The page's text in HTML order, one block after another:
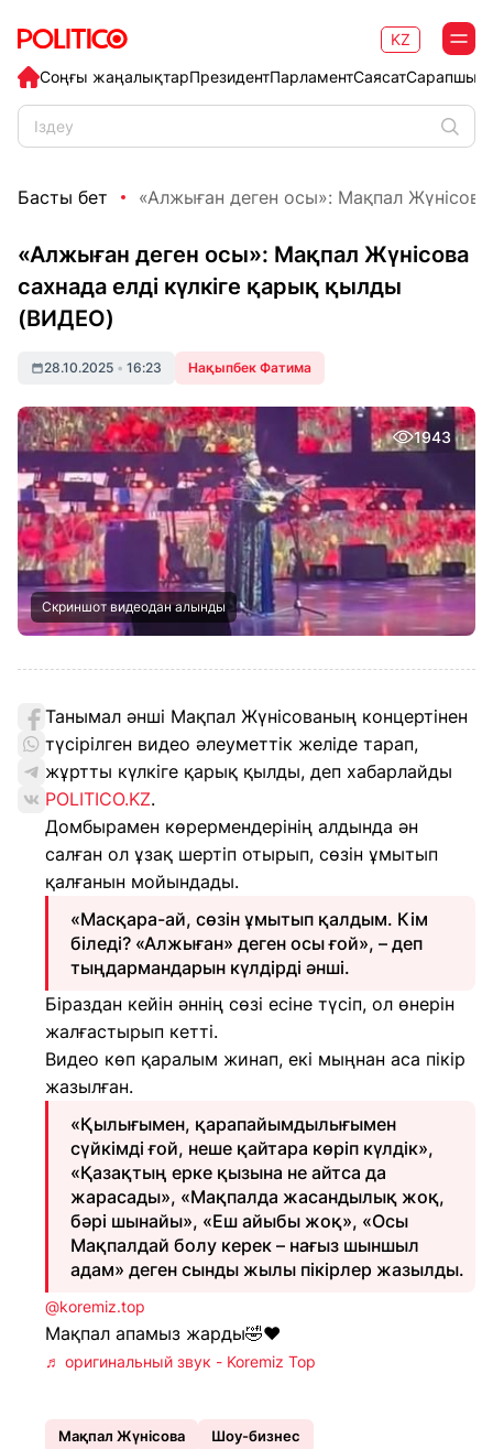
Соңғы жаңалықтарПрезидентПарламентСаясат
KZ
Басты бет «Алжыған деген осы»: Мақпал Жүнісова
«Алжыған деген осы»: Мақпал Жүнісова
сахнада елді күлкіге қарық қылды
(ВИДЕО)
28.10.2025 • 16:23 Нақыпбек Фатима
1943
Скриншот видеодан алынды
Танымал әнші Мақпал Жүнісованың концертінен
түсірілген видео әлеуметтік желіде тарап,
жұртты күлкіге қарық қылды, деп хабарлайды
POLITICO.KZ.
Домбырамен көрермендерінің алдында ән
салған ол ұзақ шертіп отырып, сөзін ұмытып
қалғанын мойындады.
«Масқара-ай, сөзін ұмытып қалдым. Кім
біледі? «Алжыған» деген осы ғой», – деп
тыңдармандарын күлдірді әнші.
Біраздан кейін әннің сөзі есіне түсіп, ол өнерін
жалғастырып кетті.
Видео көп қаралым жинап, екі мыңнан аса пікір
жазылған.
«Қылығымен, қарапайымдылығымен
сүйкімді ғой, неше қайтара көріп күлдік»,
«Қазақтың ерке қызына не айтса да
жарасады», «Мақпалда жасандылық жоқ,
бәрі шынайы», «Еш айыбы жоқ», «Осы
Мақпалдай болу керек – нағыз шыншыл
адам» деген сынды жылы пікірлер жазылды.
@koremiz.top
Мақпал апамыз жарды🤣❤️
♬ оригинальный звук - Koremiz Top
Мақпал Жүнісова Шоу-бизнес